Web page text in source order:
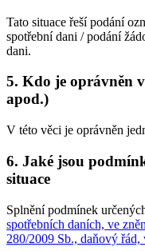
Tato situace řeší podání
spotřební dani / podání
dani.
5. Kdo je oprávněn
apod.)
V této věci je oprávněn
6. Jaké jsou
situace
Splnění podmínek
spotřebních daních, ve
280/2009 Sb., daňový řád,